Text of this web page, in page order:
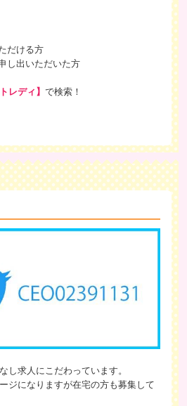
だける方
し出いただいた方
ディ】 で検索！
し求人にこだわっています。
ジになりますが在宅の方も募集して